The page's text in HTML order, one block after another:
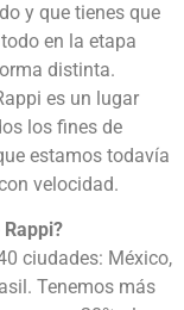
y que tienes que
en la etapa
distinta.
es un lugar
los fines de
estamos todavía
velocidad.
ciudades: México,
Tenemos más